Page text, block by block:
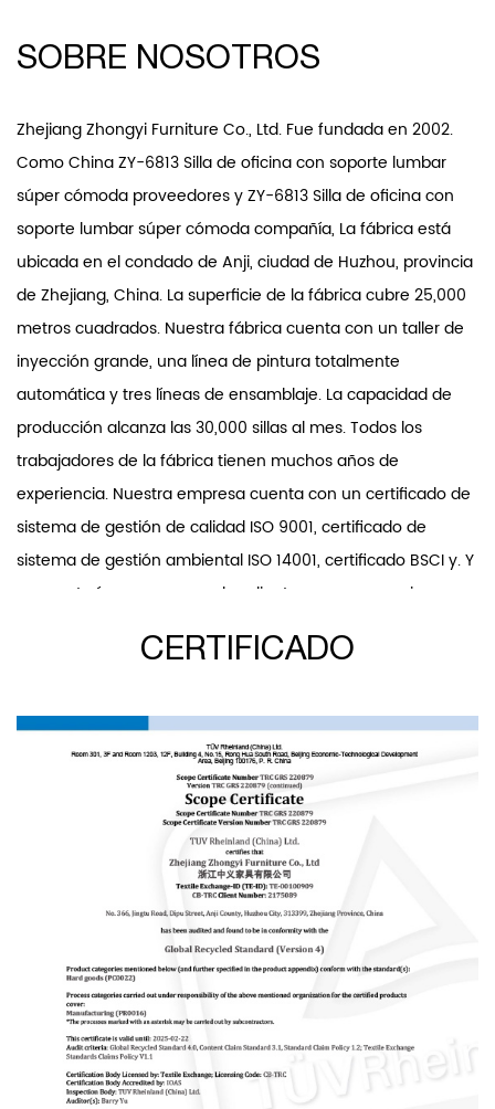
SOBRE NOSOTROS
Zhejiang Zhongyi Furniture Co., Ltd. Fue fundada en 2002.
ComoChina ZY-6813 Silla de oficina con soporte lumbar
súper cómoda proveedoresyZY-6813 Silla de oficina con
soporte lumbar súper cómoda compañía, La fábrica está
ubicada en el condado de Anji, ciudad de Huzhou, provincia
de Zhejiang, China. La superficie de la fábrica cubre 25,000
metros cuadrados. Nuestra fábrica cuenta con un taller de
inyección grande, una línea de pintura totalmente
automática y tres líneas de ensamblaje. La capacidad de
producción alcanza las 30,000 sillas al mes. Todos los
trabajadores de la fábrica tienen muchos años de
experiencia. Nuestra empresa cuenta con un certificado de
sistema de gestión de calidad ISO 9001, certificado de
sistema de gestión ambiental ISO 14001, certificado BSCI y. Y
nos gustaría cooperar con los clientes para proporcionar
empresa cuenta con un equipo de control de calidad
del producto. Nuestro alcance de producto cubre sillas y
accesorios de oficina, sillas de comedor, sillas de ocio y sillas
de banda. Y las sillas de oficina y las sillas de plástico son
nuestros productos patentados. Nuestro departamento de
I+D desarrolla dos o tres nuevas sillas de oficina y más de
diez productos nuevos cada año. Insistiremos en invertir en
nuevos productos desarrollando y ofreciendo competencia
a nuestros clientes. “Brindar productos que satisfagan las
necesidades del cliente, control de calidad, comunicación
oportuna y efectiva” es el núcleo de nuestro servicio.
Siempre creemos que la buena reputación es la base de
una cooperación a largo plazo. Ahora hemos atendido a
CERTIFICADO